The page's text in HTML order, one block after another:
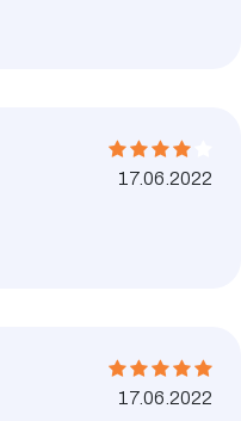
17.06.2022
17.06.2022